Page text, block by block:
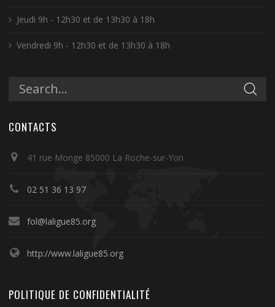
Jeudi 9h - 12h30 et de 13h30 à 18h
Vendredi 9h - 12h30 et de 13h30 à 18h
CONTACTS
41 rue Monge 85000 La Roche-sur-Yon
02 51 36 13 97
fol@laligue85.org
http://www.laligue85.org
POLITIQUE DE CONFIDENTIALITÉ